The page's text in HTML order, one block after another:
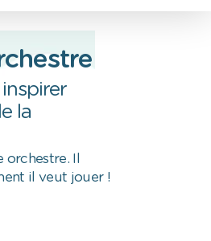
la
Il
il veut jouer !